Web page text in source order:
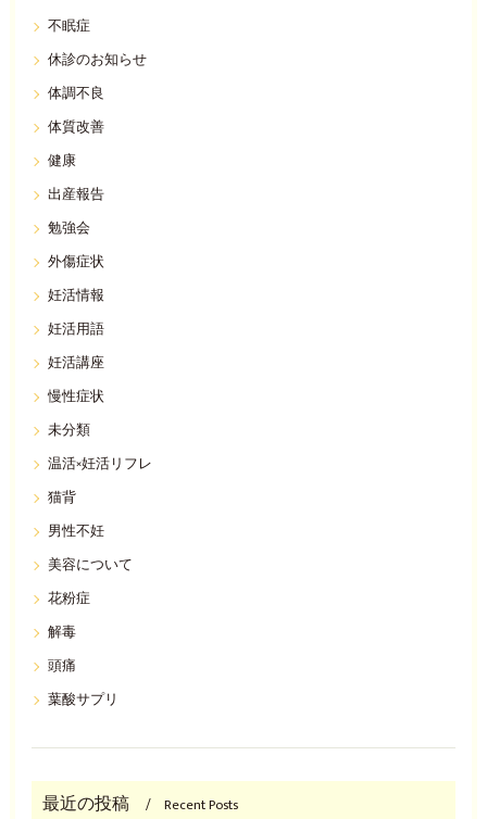
不眠症
休診のお知らせ
体調不良
体質改善
健康
出産報告
勉強会
外傷症状
妊活情報
妊活用語
妊活講座
慢性症状
未分類
温活×妊活リフレ
猫背
男性不妊
美容について
花粉症
解毒
頭痛
葉酸サプリ
最近の投稿 Recent Posts